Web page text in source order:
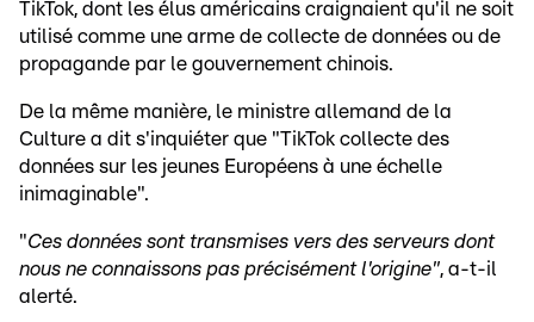
TikTok, dont les élus américains craignaient qu'il ne soit
utilisé comme une arme de collecte de données ou de
propagande par le gouvernement chinois.
De la même manière, le ministre allemand de la
Culture a dit s'inquiéter que "TikTok collecte des
données sur les jeunes Européens à une échelle
inimaginable".
"Ces données sont transmises vers des serveurs dont
nous ne connaissons pas précisément l'origine", a-t-il
alerté.